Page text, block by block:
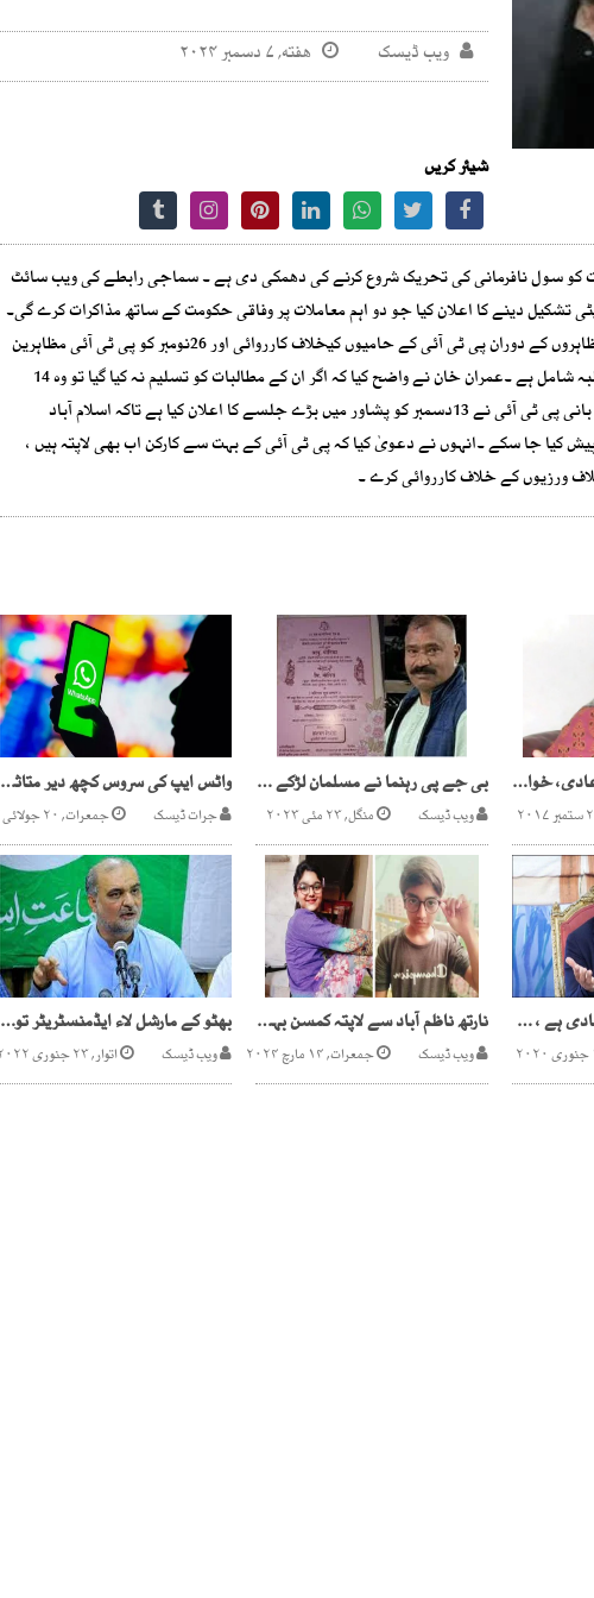
ویب ڈیسک هفته, ۷ دسمبر ۲۰۲۴
شیئر کریں
کو سول نافرمانی کی تحریک شروع کرنے کی دھمکی دی ہے ۔ سماجی رابطے کی ویب سائٹ
تشکیل دینے کا اعلان کیا جو دو اہم معاملات پر وفاقی حکومت کے ساتھ مذاکرات کرے گی۔
دو اہم معاملات میں سیاسی قیدیوں کی رہائی ، 9 مئی 2023کے مظاہروں کے دوران پی ٹی آئی کے حامیوں کیخلاف کارروائی اور 26نومبر کو پی ٹی آئی مظاہرین
پر کریک ڈاؤن کی تحقیقات کے لئے عدالتی کمیشن کا قیام کا مطالبہ شامل ہے ۔عمران خان نے واضح کیا کہ اگر ان کے مطالبات کو تسلیم نہ کیا گیا تو وہ 14
دسمبر سے سول نافرمانی کی تحریک شروع کریں گے ۔علاوہ ازیں بانی پی ٹی آئی نے 13دسمبر کو پشاور میں بڑے جلسے کا اعلان کیا ہے تاکہ اسلام آباد
کیا جا سکے ۔انہوں نے دعویٰ کیا کہ پی ٹی آئی کے بہت سے کارکن اب بھی لاپتہ ہیں ،
ورزیوں کے خلاف کارروائی کرے ۔
عمران خان منشیات کا عادی، خواتین کا استحصال کررہا ہے، عائشہ گلالئی بی جے پی رہنما نے مسلمان لڑکے سے بیٹی کی شادی منسوخ کردی
ویب ڈیسک منگل, ۲۳ مئی ۲۰۲۳
واٹس ایپ کی سروس کچھ دیر متاثر ہونے کے بعد بحال
جرات ڈیسک جمعرات, ۲۰ جولائی ۲۰۲۳
ایم کیو ایم بااعتماد اتحادی ہے ، وعدے وفا کریں گے ،عمران خان نارتھ ناظم آباد سے لاپتہ کمسن بہن بھائی مل گئے
ویب ڈیسک جمعرات, ۱۴ مارچ ۲۰۲۴
بھٹو کے مارشل لاء ایڈمنسٹریٹر توجیح کے بجائے کرچی کو بلدیاتی اختیارات دو،حافظ نعیم
ویب ڈیسک اتوار, ۲۳ جنوری ۲۰۲۲